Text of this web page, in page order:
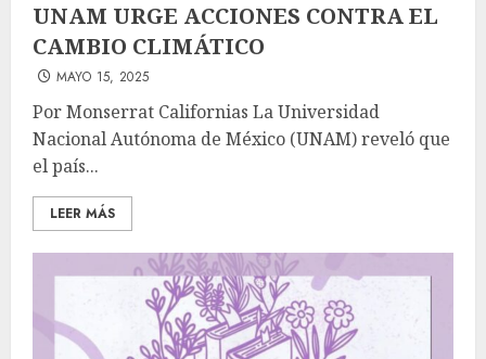
UNAM URGE ACCIONES CONTRA EL
CAMBIO CLIMÁTICO
MAYO 15, 2025
Por Monserrat Californias La Universidad
Nacional Autónoma de México (UNAM) reveló que
el país...
LEER MÁS